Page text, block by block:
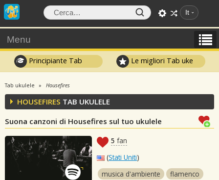
It
Menu
Principiante Tab Le migliori Tab uke
Tab ukulele Housefires
HOUSEFIRES TAB UKULELE
Suona canzoni di Housefires sul tuo ukulele
5 fan
(Stati Uniti)
musica d'ambiente
flamenco